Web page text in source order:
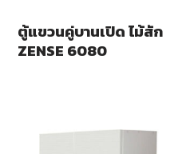
ตู้แขวนคู่บานเปิด ไม้สัก
ZENSE 6080